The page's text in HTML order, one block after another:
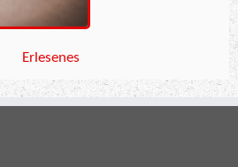
Erlesenes